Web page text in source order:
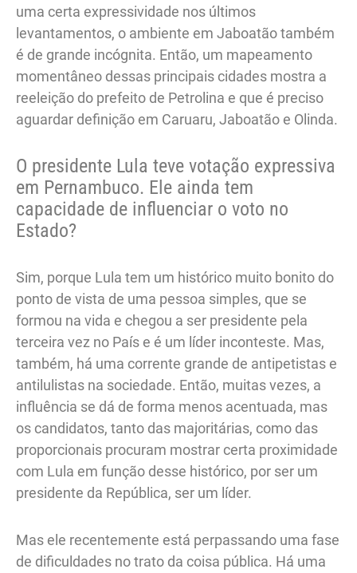
uma certa expressividade nos últimos
levantamentos, o ambiente em Jaboatão também
é de grande incógnita. Então, um mapeamento
momentâneo dessas principais cidades mostra a
reeleição do prefeito de Petrolina e que é preciso
aguardar definição em Caruaru, Jaboatão e Olinda.
O presidente Lula teve votação expressiva
em Pernambuco. Ele ainda tem
capacidade de influenciar o voto no
Estado?
Sim, porque Lula tem um histórico muito bonito do
ponto de vista de uma pessoa simples, que se
formou na vida e chegou a ser presidente pela
terceira vez no País e é um líder inconteste. Mas,
também, há uma corrente grande de antipetistas e
antilulistas na sociedade. Então, muitas vezes, a
influência se dá de forma menos acentuada, mas
os candidatos, tanto das majoritárias, como das
proporcionais procuram mostrar certa proximidade
com Lula em função desse histórico, por ser um
presidente da República, ser um líder.
Mas ele recentemente está perpassando uma fase
de dificuldades no trato da coisa pública. Há uma